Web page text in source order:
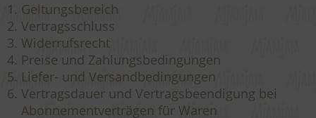
Geltungsbereich
Vertragsschluss
Widerrufsrecht
Preise und Zahlungsbedingungen
Liefer- und Versandbedingungen
Vertragsdauer und Vertragsbeendigung bei
Abonnementverträgen für Waren